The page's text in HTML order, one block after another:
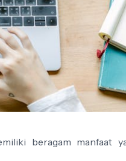
beragam manfaat